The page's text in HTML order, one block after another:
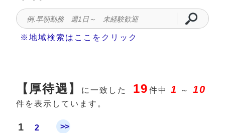
※地域検索はここをクリック
【厚待遇】 に一致した 19 件中 1 ～ 10
件を表示しています。
1 2 >>